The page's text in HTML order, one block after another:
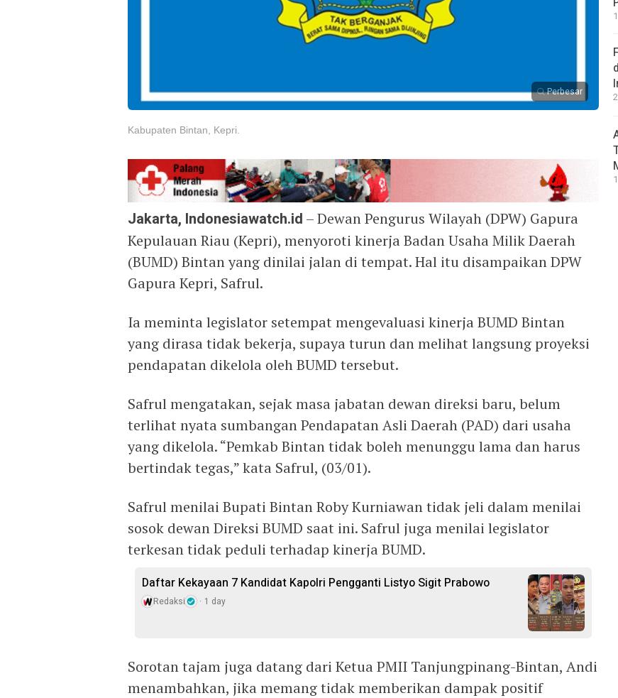
Perbesar
Kabupaten Bintan, Kepri.
Jakarta, Indonesiawatch.id – Dewan Pengurus Wilayah (DPW) Gapura
Kepulauan Riau (Kepri), menyoroti kinerja Badan Usaha Milik Daerah
(BUMD) Bintan yang dinilai jalan di tempat. Hal itu disampaikan DPW
Gapura Kepri, Safrul.
Ia meminta legislator setempat mengevaluasi kinerja BUMD Bintan
yang dirasa tidak bekerja, supaya turun dan melihat langsung proyeksi
pendapatan dikelola oleh BUMD tersebut.
Safrul mengatakan, sejak masa jabatan dewan direksi baru, belum
terlihat nyata sumbangan Pendapatan Asli Daerah (PAD) dari usaha
yang dikelola. “Pemkab Bintan tidak boleh menunggu lama dan harus
bertindak tegas,” kata Safrul, (03/01).
Safrul menilai Bupati Bintan Roby Kurniawan tidak jeli dalam menilai
sosok dewan Direksi BUMD saat ini. Safrul juga menilai legislator
terkesan tidak peduli terhadap kinerja BUMD.
Daftar Kekayaan 7 Kandidat Kapolri Pengganti Listyo Sigit Prabowo
Redaksi 1 day
Sorotan tajam juga datang dari Ketua PMII Tanjungpinang-Bintan, Andi
menambahkan, jika memang tidak memberikan dampak positif